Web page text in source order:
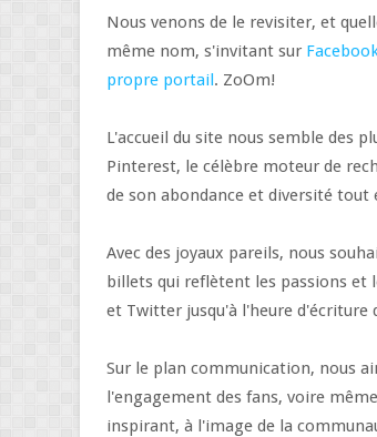
Nous venons de le revisiter, et
même nom, s'invitant sur
propre portail. ZoOm!
L'accueil du site nous semble des
Pinterest, le célèbre moteur de
de son abondance et diversité
Avec des joyaux pareils, nous
billets qui reflètent les passions et
et Twitter jusqu'à l'heure d'écriture
Sur le plan communication, nous
l'engagement des fans, voire
inspirant, à l'image de la